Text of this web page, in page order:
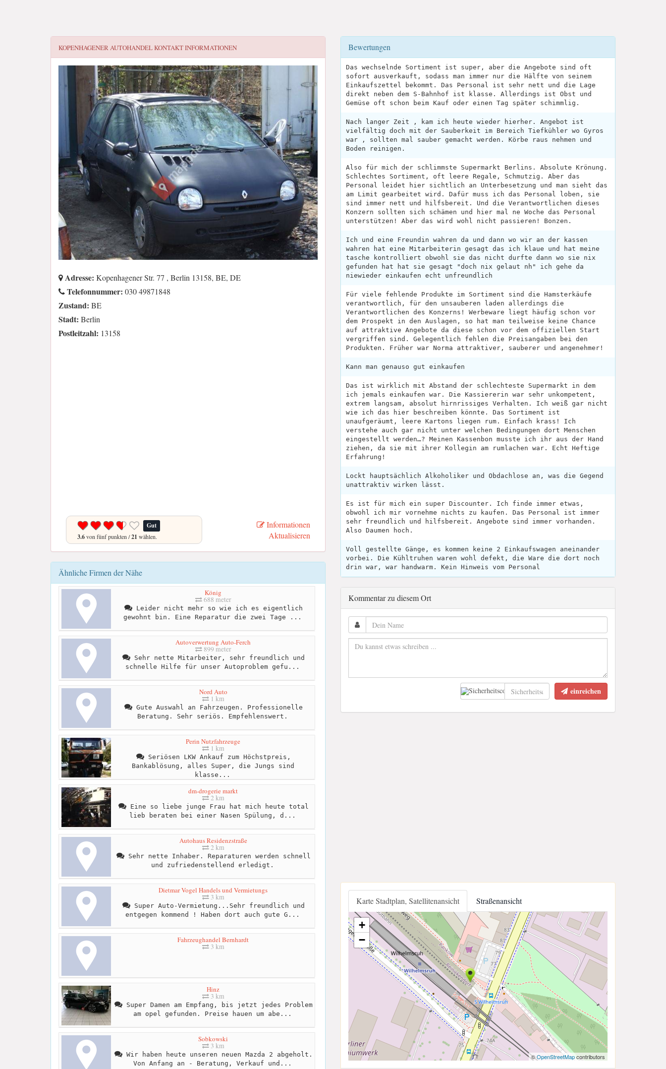
KOPENHAGENER AUTOHANDELKONTAKT INFORMATIONEN
Adresse: Kopenhagener Str. 77 , Berlin 13158, BE, DE
Telefonnummer: 030 49871848
Zustand: BE
Stadt: Berlin
Postleitzahl: 13158
Gut
3.6von fünf punkten /21 wählen.
Informationen
Aktualisieren
Ähnliche Firmen der Nähe
König
688 meter
Leider nicht mehr so wie ich es eigentlich
gewohnt bin. Eine Reparatur die zwei Tage ...
Autoverwertung Auto-Ferch
899 meter
Sehr nette Mitarbeiter, sehr freundlich und
schnelle Hilfe für unser Autoproblem gefu...
Nord Auto
1 km
Gute Auswahl an Fahrzeugen. Professionelle
Beratung. Sehr seriös. Empfehlenswert.
Perin Nutzfahrzeuge
1 km
Seriösen LKW Ankauf zum Höchstpreis,
Bankablösung, alles Super, die Jungs sind
klasse...
dm-drogerie markt
2 km
Eine so liebe junge Frau hat mich heute total
lieb beraten bei einer Nasen Spülung, d...
Autohaus Residenzstraße
2 km
Sehr nette Inhaber. Reparaturen werden schnell
und zufriedenstellend erledigt.
Dietmar Vogel Handels und Vermietungs
3 km
Super Auto-Vermietung...Sehr freundlich und
entgegen kommend ! Haben dort auch gute G...
Fahrzeughandel Bernhardt
3 km
Hinz
3 km
Super Damen am Empfang, bis jetzt jedes Problem
am opel gefunden. Preise hauen um abe...
Sobkowski
3 km
Wir haben heute unseren neuen Mazda 2 abgeholt.
Von Anfang an - Beratung, Verkauf und...
Bewertungen
Das wechselnde Sortiment ist super, aber die Angebote sind oft
sofort ausverkauft, sodass man immer nur die Hälfte von seinem
Einkaufszettel bekommt. Das Personal ist sehr nett und die Lage
direkt neben dem S-Bahnhof ist klasse. Allerdings ist Obst und
Gemüse oft schon beim Kauf oder einen Tag später schimmlig.
Nach langer Zeit , kam ich heute wieder hierher. Angebot ist
vielfältig doch mit der Sauberkeit im Bereich Tiefkühler wo Gyros
war , sollten mal sauber gemacht werden. Körbe raus nehmen und
Boden reinigen.
Also für mich der schlimmste Supermarkt Berlins. Absolute Krönung.
Schlechtes Sortiment, oft leere Regale, Schmutzig. Aber das
Personal leidet hier sichtlich an Unterbesetzung und man sieht das
am Limit gearbeitet wird. Dafür muss ich das Personal loben, sie
sind immer nett und hilfsbereit. Und die Verantwortlichen dieses
Konzern sollten sich schämen und hier mal ne Woche das Personal
unterstützen! Aber das wird wohl nicht passieren! Bonzen.
Ich und eine Freundin wahren da und dann wo wir an der kassen
wahren hat eine Mitarbeiterin gesagt das ich klaue und hat meine
tasche kontrolliert obwohl sie das nicht durfte dann wo sie nix
gefunden hat hat sie gesagt "doch nix gelaut nh" ich gehe da
niewieder einkaufen echt unfreundlich
Für viele fehlende Produkte im Sortiment sind die Hamsterkäufe
verantwortlich, für den unsauberen laden allerdings die
Verantwortlichen des Konzerns! Werbeware liegt häufig schon vor
dem Prospekt in den Auslagen, so hat man teilweise keine Chance
auf attraktive Angebote da diese schon vor dem offiziellen Start
vergriffen sind. Gelegentlich fehlen die Preisangaben bei den
Produkten. Früher war Norma attraktiver, sauberer und angenehmer!
Kann man genauso gut einkaufen
Das ist wirklich mit Abstand der schlechteste Supermarkt in dem
ich jemals einkaufen war. Die Kassiererin war sehr unkompetent,
extrem langsam, absolut hirnrissiges Verhalten. Ich weiß gar nicht
wie ich das hier beschreiben könnte. Das Sortiment ist
unaufgeräumt, leere Kartons liegen rum. Einfach krass! Ich
verstehe auch gar nicht unter welchen Bedingungen dort Menschen
eingestellt werden…? Meinen Kassenbon musste ich ihr aus der Hand
ziehen, da sie mit ihrer Kollegin am rumlachen war. Echt Heftige
Erfahrung!
Lockt hauptsächlich Alkoholiker und Obdachlose an, was die Gegend
unattraktiv wirken lässt.
Es ist für mich ein super Discounter. Ich finde immer etwas,
obwohl ich mir vornehme nichts zu kaufen. Das Personal ist immer
sehr freundlich und hilfsbereit. Angebote sind immer vorhanden.
Also Daumen hoch.
Voll gestellte Gänge, es kommen keine 2 Einkaufswagen aneinander
vorbei. Die Kühltruhen waren wohl defekt, die Ware die dort noch
drin war, war handwarm. Kein Hinweis vom Personal
Kommentar zu diesem Ort
einreichen
Karte Stadtplan, Satellitenansicht Straßenansicht
+
−
©OpenStreetMapcontributors